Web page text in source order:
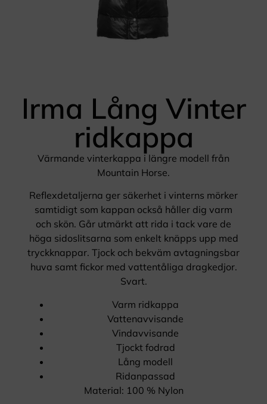
Irma Lång Vinter
ridkappa
Värmande vinterkappa i längre modell från
Mountain Horse.
Reflexdetaljerna ger säkerhet i vinterns mörker
samtidigt som kappan också håller dig varm
och skön. Går utmärkt att rida i tack vare de
höga sidoslitsarna som enkelt knäpps upp med
tryckknappar. Tjock och bekväm avtagningsbar
huva samt fickor med vattentåliga dragkedjor.
Svart.
Varm ridkappa
Vattenavvisande
Vindavvisande
Tjockt fodrad
Lång modell
Ridanpassad
Material: 100 % Nylon